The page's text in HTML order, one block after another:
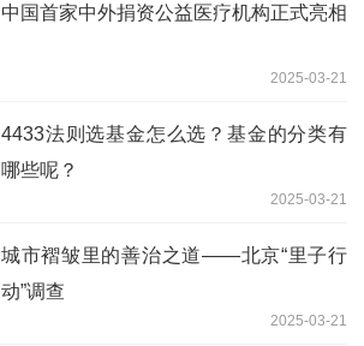
中国首家中外捐资公益医疗机构正式亮相
2025-03-21
4433法则选基金怎么选？基金的分类有
哪些呢？
2025-03-21
城市褶皱里的善治之道——北京“里子行
动”调查
2025-03-21